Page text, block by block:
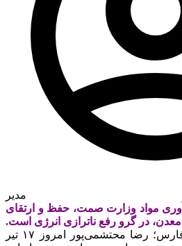
مدیر
مواد وزارت صمت، حفظ و ارتقای
در گرو رفع ناترازی انرژی است.
گروه اقتصادی خبرگزاری فارس؛ رضا محتشمی‌پور امروز ۱۷ تیر